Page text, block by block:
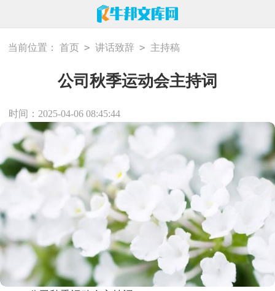
当前位置： 首页 > 讲话致辞 > 主持稿
公司秋季运动会主持词
时间：2025-04-06 08:45:44